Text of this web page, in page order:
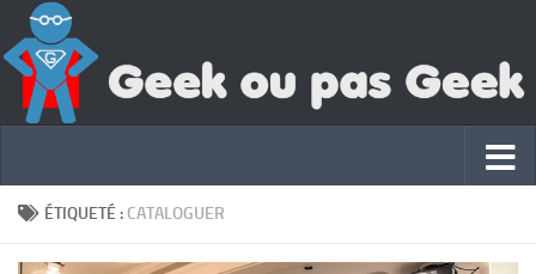
ÉTIQUETÉ : CATALOGUER